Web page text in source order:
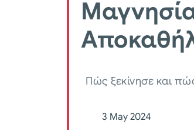
Πώς ξεκίνησε και
3 May 2024